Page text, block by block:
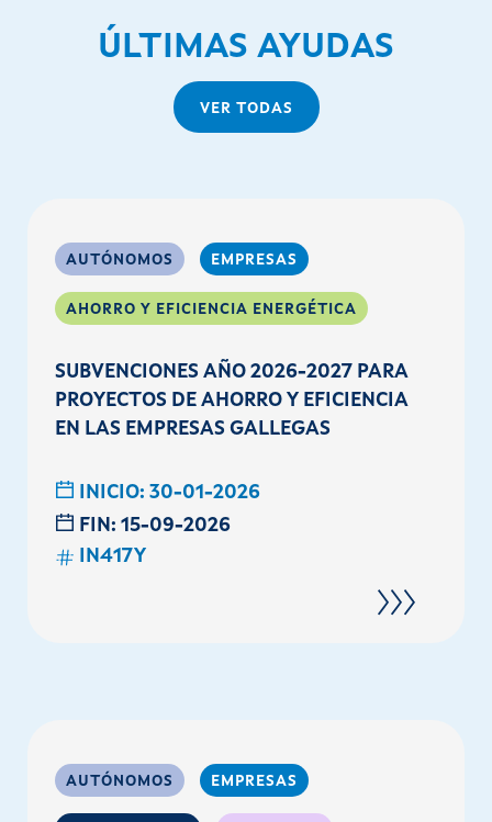
ÚLTIMAS AYUDAS
VER TODAS
AUTÓNOMOS EMPRESAS
AHORRO Y EFICIENCIA ENERGÉTICA
SUBVENCIONES AÑO 2026-2027 PARA
PROYECTOS DE AHORRO Y EFICIENCIA
EN LAS EMPRESAS GALLEGAS
INICIO: 30-01-2026
FIN: 15-09-2026
IN417Y
AUTÓNOMOS EMPRESAS